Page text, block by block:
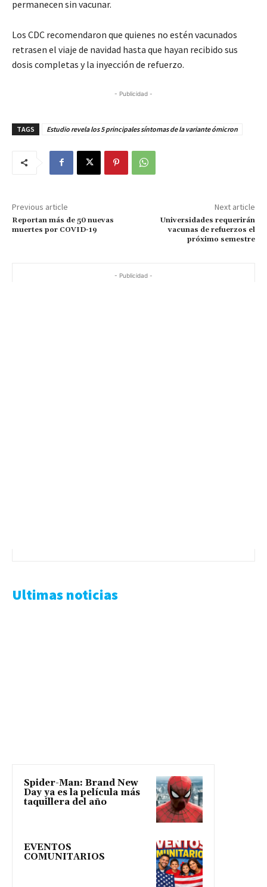
permanecen sin vacunar.
Los CDC recomendaron que quienes no estén vacunados
retrasen el viaje de navidad hasta que hayan recibido sus
dosis completas y la inyección de refuerzo.
- Publicidad -
TAGS Estudio revela los 5 principales síntomas de la variante ómicron
Previous article
Reportan más de 50 nuevas
muertes por COVID-19
Next article
Universidades requerirán
vacunas de refuerzos el
próximo semestre
- Publicidad -
Ultimas noticias
Spider-Man: Brand New
Day ya es la película más
taquillera del año
EVENTOS
COMUNITARIOS